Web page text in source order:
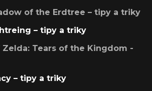
of the Erdtree – tipy a triky
– tipy a triky
Tears of the Kingdom -
– tipy a triky